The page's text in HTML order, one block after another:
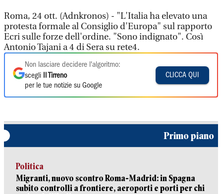
Roma, 24 ott. (Adnkronos) - "L'Italia ha elevato una
protesta formale al Consiglio d'Europa" sul rapporto
Ecri sulle forze dell'ordine. "Sono indignato". Così
Antonio Tajani a 4 di Sera su rete4.
Non lasciare decidere l'algoritmo:
scegli
Il Tirreno
per le tue notizie su Google
CLICCA QUI
Primo piano
Politica
Migranti, nuovo scontro Roma-Madrid: in Spagna
subito controlli a frontiere, aeroporti e porti per chi